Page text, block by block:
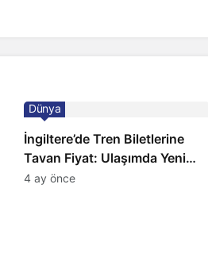
İngiltere’de Tren Biletlerine
Tavan Fiyat: Ulaşımda Yeni
Düzenleme
Dünya
4 ay önce